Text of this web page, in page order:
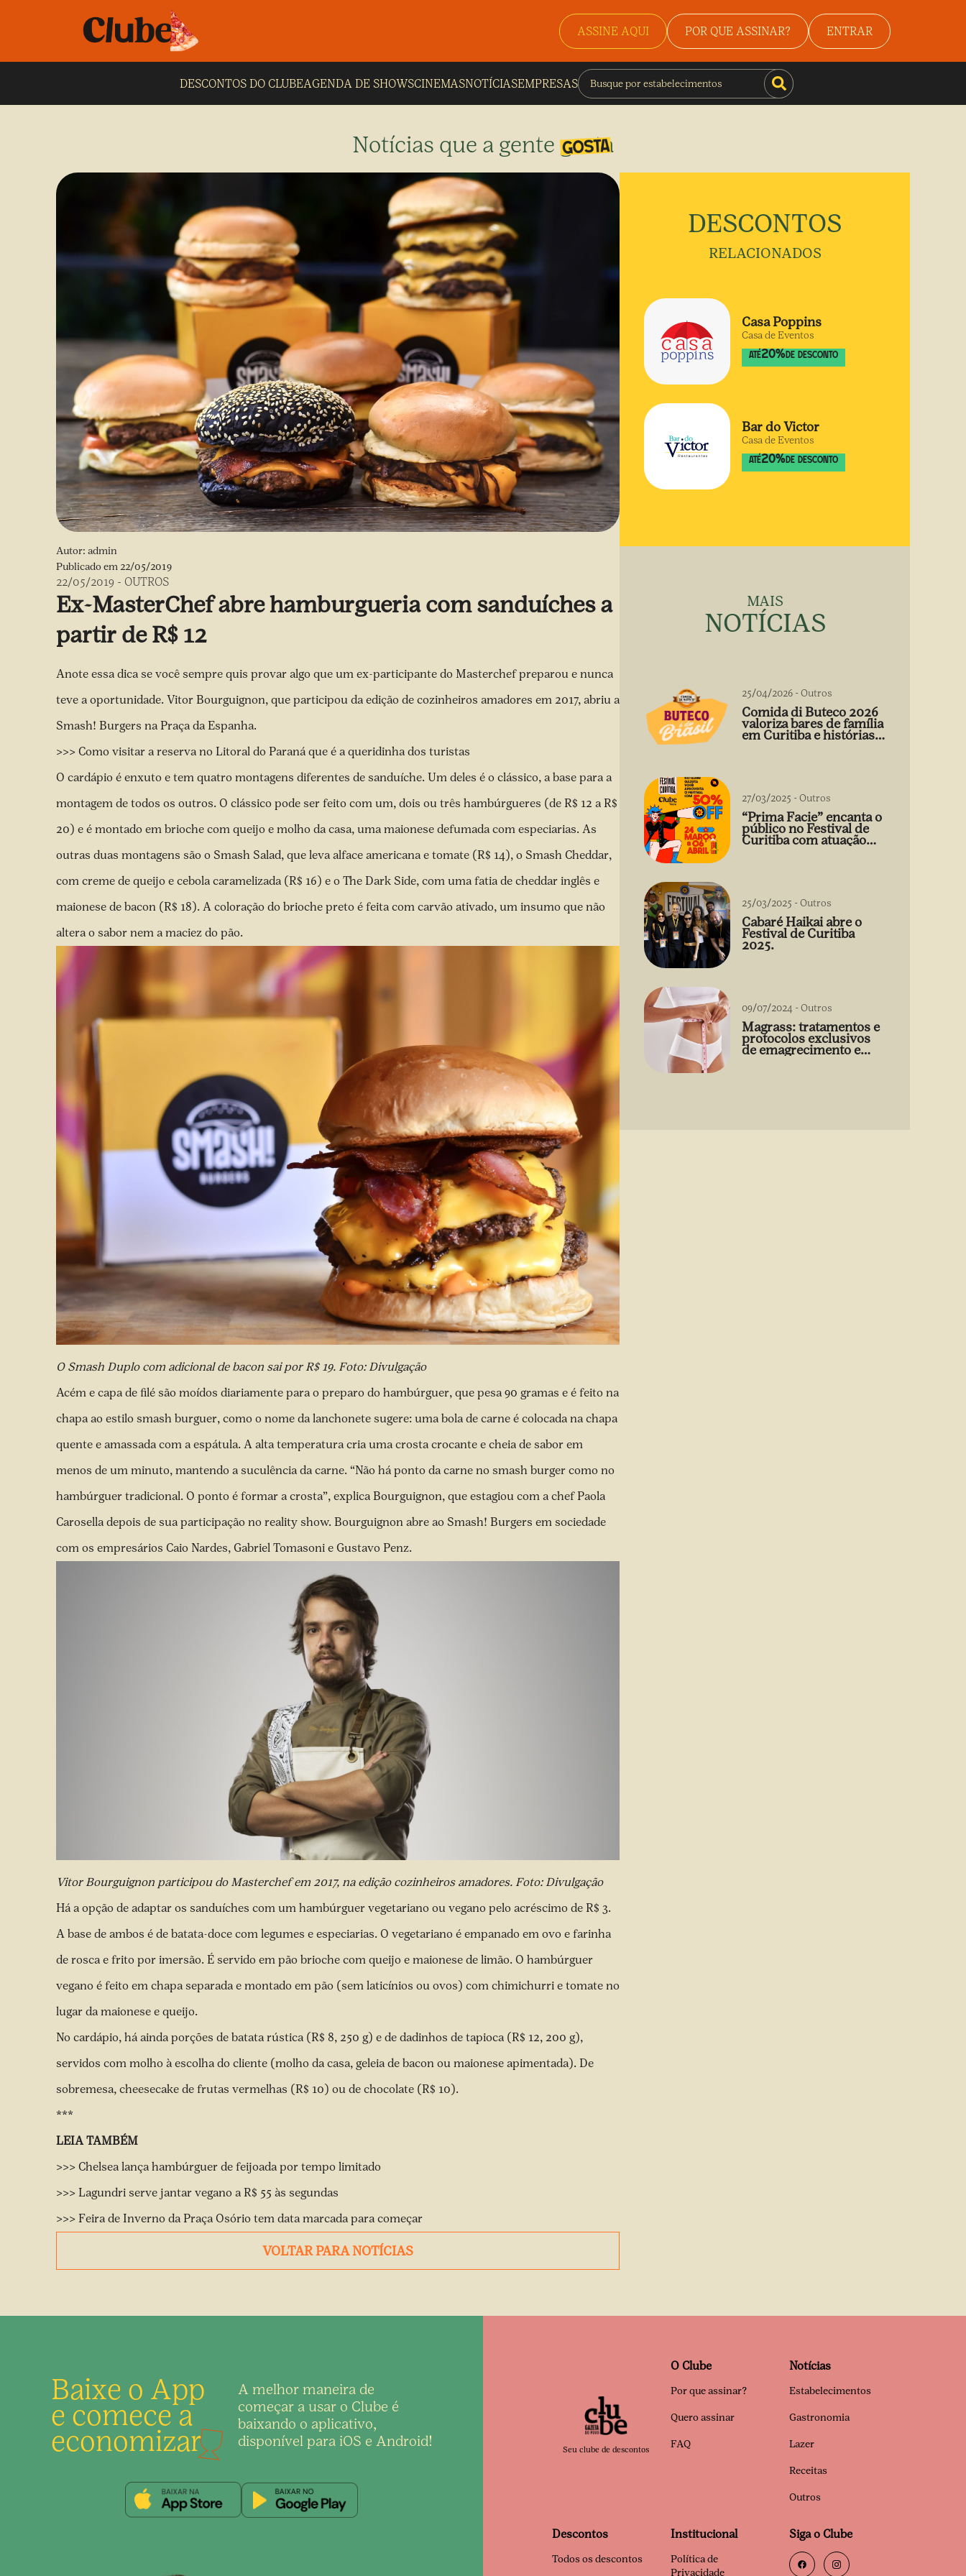
ASSINE AQUI POR QUE ASSINAR? ENTRAR
DESCONTOS DO CLUBEAGENDA DE SHOWSCINEMASNOTÍCIASEMPRESAS
Notícias que a gente gosta
Autor: admin
Publicado em22/05/2019
22/05/2019 - OUTROS
Ex-MasterChef abre hamburgueria com sanduíches a
partir de R$ 12
Anote essa dica se você sempre quis provar algo que um ex-participante do Masterchef preparou e nunca
teve a oportunidade. Vitor Bourguignon, que participou da edição de cozinheiros amadores em 2017, abriu a
Smash! Burgers na Praça da Espanha.
>>> Como visitar a reserva no Litoral do Paraná que é a queridinha dos turistas
O cardápio é enxuto e tem quatro montagens diferentes de sanduíche. Um deles é o clássico, a base para a
montagem de todos os outros. O clássico pode ser feito com um, dois ou três hambúrgueres (de R$ 12 a R$
20) e é montado em brioche com queijo e molho da casa, uma maionese defumada com especiarias. As
outras duas montagens são o Smash Salad, que leva alface americana e tomate (R$ 14), o Smash Cheddar,
com creme de queijo e cebola caramelizada (R$ 16) e o The Dark Side, com uma fatia de cheddar inglês e
maionese de bacon (R$ 18). A coloração do brioche preto é feita com carvão ativado, um insumo que não
altera o sabor nem a maciez do pão.
O Smash Duplo com adicional de bacon sai por R$ 19. Foto: Divulgação
Acém e capa de filé são moídos diariamente para o preparo do hambúrguer, que pesa 90 gramas e é feito na
chapa ao estilo smash burguer, como o nome da lanchonete sugere: uma bola de carne é colocada na chapa
quente e amassada com a espátula. A alta temperatura cria uma crosta crocante e cheia de sabor em
menos de um minuto, mantendo a suculência da carne. “Não há ponto da carne no smash burger como no
hambúrguer tradicional. O ponto é formar a crosta”, explica Bourguignon, que estagiou com a chef Paola
Carosella depois de sua participação no reality show. Bourguignon abre ao Smash! Burgers em sociedade
com os empresários Caio Nardes, Gabriel Tomasoni e Gustavo Penz.
Vitor Bourguignon participou do Masterchef em 2017, na edição cozinheiros amadores. Foto: Divulgação
Há a opção de adaptar os sanduíches com um hambúrguer vegetariano ou vegano pelo acréscimo de R$ 3.
A base de ambos é de batata-doce com legumes e especiarias. O vegetariano é empanado em ovo e farinha
de rosca e frito por imersão. É servido em pão brioche com queijo e maionese de limão. O hambúrguer
vegano é feito em chapa separada e montado em pão (sem laticínios ou ovos) com chimichurri e tomate no
lugar da maionese e queijo.
No cardápio, há ainda porções de batata rústica (R$ 8, 250 g) e de dadinhos de tapioca (R$ 12, 200 g),
servidos com molho à escolha do cliente (molho da casa, geleia de bacon ou maionese apimentada). De
sobremesa, cheesecake de frutas vermelhas (R$ 10) ou de chocolate (R$ 10).
***
LEIA TAMBÉM
>>> Chelsea lança hambúrguer de feijoada por tempo limitado
>>> Lagundri serve jantar vegano a R$ 55 às segundas
>>> Feira de Inverno da Praça Osório tem data marcada para começar
VOLTAR PARA NOTÍCIAS
DESCONTOS
RELACIONADOS
Casa Poppins
Casa de Eventos
ATÉ20%DE DESCONTO
Bar do Victor
Casa de Eventos
ATÉ20%DE DESCONTO
MAIS
NOTÍCIAS
25/04/2026 -Outros
Comida di Buteco 2026
valoriza bares de família
em Curitiba e histórias
27/03/2025 -Outros
“Prima Facie” encanta o
público no Festival de
Curitiba com atuação
arrebatadora de Débora
25/03/2025 -Outros
Cabaré Haikai abre o
Festival de Curitiba
2025.
09/07/2024 -Outros
Magrass: tratamentos e
protocolos exclusivos
de emagrecimento e
estética sem uso de
Baixe o App
e comece a
economizar
A melhor maneira de
começar a usar o Clube é
baixando o aplicativo,
disponível para iOS e Android!
Seu clube de descontos
O Clube
Por que assinar?
Quero assinar
FAQ
Notícias
Estabelecimentos
Gastronomia
Lazer
Receitas
Outros
Descontos
Todos os descontos
Institucional
Política de
Privacidade
Siga o Clube